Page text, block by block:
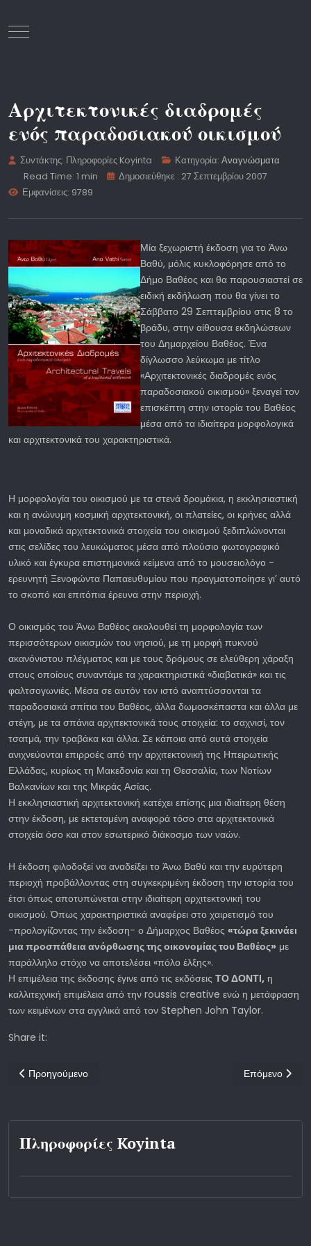
Mobile Menu Toggle
Αρχιτεκτονικές διαδρομές
ενός παραδοσιακού οικισμού
Συντάκτης: Πληροφορίες Koyinta Κατηγορία:Αναγνώσματα
Read Time: 1 min
Δημοσιεύθηκε : 27 Σεπτεμβρίου 2007
Εμφανίσεις: 9789
Μία ξεχωριστή έκδοση για το Άνω
Βαθύ, μόλις κυκλοφόρησε από το
Δήμο Βαθέος και θα παρουσιαστεί σε
ειδική εκδήλωση που θα γίνει το
Σάββατο 29 Σεπτεμβρίου στις 8 το
βράδυ, στην αίθουσα εκδηλώσεων
του Δημαρχείου Βαθέος. Ένα
δίγλωσσο λεύκωμα με τίτλο
«Αρχιτεκτονικές διαδρομές ενός
παραδοσιακού οικισμού» ξεναγεί τον
επισκέπτη στην ιστορία του Βαθέος
μέσα από τα ιδιαίτερα μορφολογικά
και αρχιτεκτονικά του χαρακτηριστικά.
Η μορφολογία του οικισμού με τα στενά δρομάκια, η εκκλησιαστική
και η ανώνυμη κοσμική αρχιτεκτονική, οι πλατείες, οι κρήνες αλλά
και μοναδικά αρχιτεκτονικά στοιχεία του οικισμού ξεδιπλώνονται
στις σελίδες του λευκώματος μέσα από πλούσιο φωτογραφικό
υλικό και έγκυρα επιστημονικά κείμενα από το μουσειολόγο -
ερευνητή Ξενοφώντα Παπαευθυμίου που πραγματοποίησε γι’ αυτό
το σκοπό και επιτόπια έρευνα στην περιοχή.
Ο οικισμός του Άνω Βαθέος ακολουθεί τη μορφολογία των
περισσότερων οικισμών του νησιού, με τη μορφή πυκνού
ακανόνιστου πλέγματος και με τους δρόμους σε ελεύθερη χάραξη
στους οποίους συναντάμε τα χαρακτηριστικά «διαβατικά» και τις
φαλτσογωνιές. Μέσα σε αυτόν τον ιστό αναπτύσσονται τα
παραδοσιακά σπίτια του Βαθέος, άλλα δωμοσκέπαστα και άλλα με
στέγη, με τα σπάνια αρχιτεκτονικά τους στοιχεία: το σαχνισί, τον
τσατμά, την τραβάκα και άλλα. Σε κάποια από αυτά στοιχεία
ανιχνεύονται επιρροές από την αρχιτεκτονική της Ηπειρωτικής
Ελλάδας, κυρίως τη Μακεδονία και τη Θεσσαλία, των Νοτίων
Βαλκανίων και της Μικράς Ασίας.
Η εκκλησιαστική αρχιτεκτονική κατέχει επίσης μια ιδιαίτερη θέση
στην έκδοση, με εκτεταμένη αναφορά τόσο στα αρχιτεκτονικά
στοιχεία όσο και στον εσωτερικό διάκοσμο των ναών.
Η έκδοση φιλοδοξεί να αναδείξει το Άνω Βαθύ και την ευρύτερη
περιοχή προβάλλοντας στη συγκεκριμένη έκδοση την ιστορία του
έτσι όπως αποτυπώνεται στην ιδιαίτερη αρχιτεκτονική του
οικισμού. Όπως χαρακτηριστικά αναφέρει στο χαιρετισμό του
-προλογίζοντας την έκδοση- ο Δήμαρχος Βαθέος «τώρα ξεκινάει
μια προσπάθεια ανόρθωσης της οικονομίας του Βαθέος» με
παράλληλο στόχο να αποτελέσει «πόλο έλξης».
Η επιμέλεια της έκδοσης έγινε από τις εκδόσεις ΤΟ ΔΟΝΤΙ, η
καλλιτεχνική επιμέλεια από την roussis creative ενώ η μετάφραση
των κειμένων στα αγγλικά από τον Stephen John Taylor.
Share it:
Προηγούμενο άρθρο: Νέες Εκδόσεις απο το Δόντι
Προηγούμενο Επόμενο
Επόμενο
Πληροφορίες Koyinta